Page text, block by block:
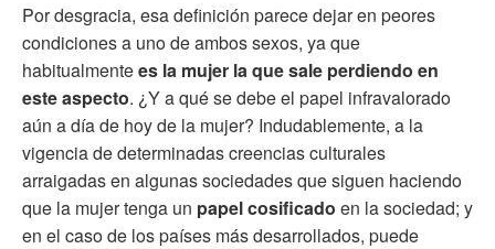
Por desgracia, esa definición parece dejar en peores
condiciones a uno de ambos sexos, ya que
habitualmentees la mujer la que sale perdiendo en
este aspecto. ¿Y a qué se debe el papel infravalorado
aún a día de hoy de la mujer? Indudablemente, a la
vigencia de determinadas creencias culturales
arraigadas en algunas sociedades que siguen haciendo
que la mujer tenga un papel cosificado en la sociedad; y
en el caso de los países más desarrollados, puede